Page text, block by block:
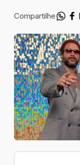
Compartilhe